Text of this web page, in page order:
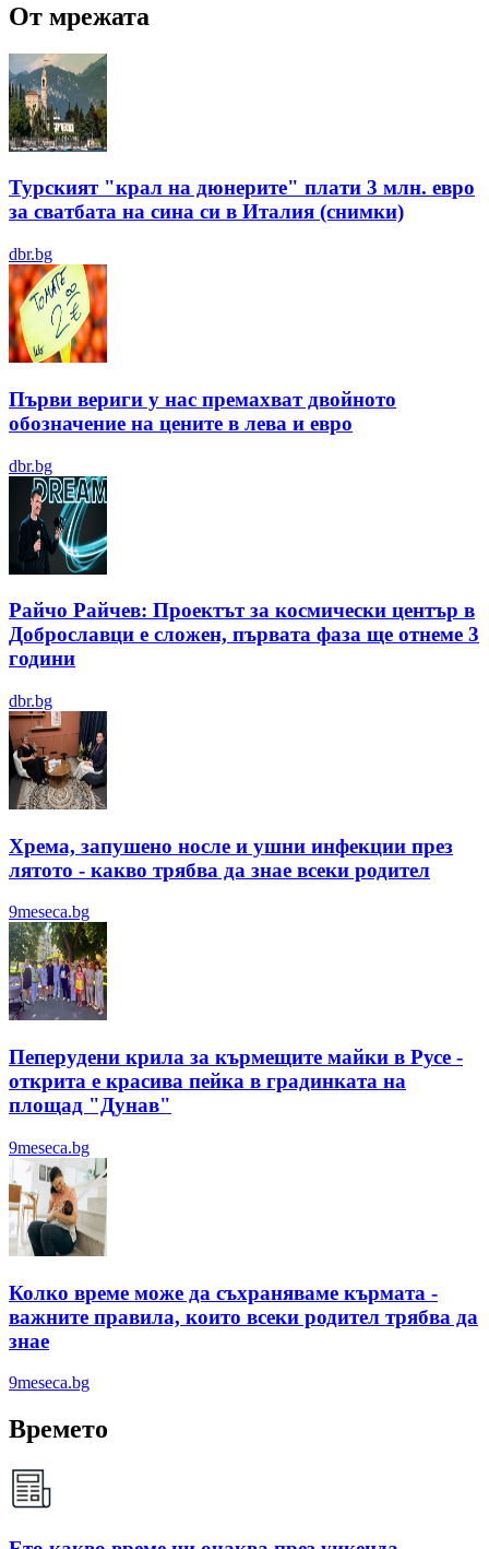
От мрежата
Турският "крал на дюнерите" плати 3 млн. евро
за сватбата на сина си в Италия (снимки)
dbr.bg
Първи вериги у нас премахват двойното
обозначение на цените в лева и евро
dbr.bg
Райчо Райчев: Проектът за космически център в
Доброславци е сложен, първата фаза ще отнеме 3
години
dbr.bg
Хрема, запушено носле и ушни инфекции през
лятотo - какво трябва да знае всеки родител
9meseca.bg
Пеперудени крила за кърмещите майки в Русе -
открита е красива пейка в градинката на
площад "Дунав"
9meseca.bg
Колко време може да съхраняваме кърмата -
важните правила, които всеки родител трябва да
знае
9meseca.bg
Времето